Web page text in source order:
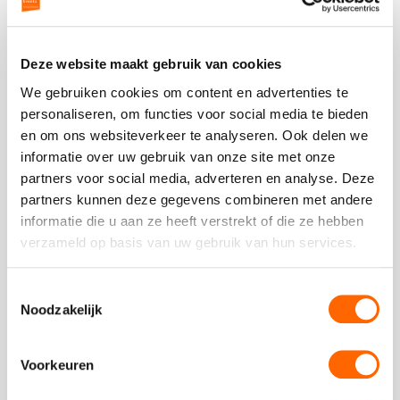
Deze website maakt gebruik van cookies
We gebruiken cookies om content en advertenties te
personaliseren, om functies voor social media te bieden
en om ons websiteverkeer te analyseren. Ook delen we
informatie over uw gebruik van onze site met onze
partners voor social media, adverteren en analyse. Deze
partners kunnen deze gegevens combineren met andere
informatie die u aan ze heeft verstrekt of die ze hebben
verzameld op basis van uw gebruik van hun services.
Noodzakelijk
Voorkeuren
Vergelijkbare uitjes
binnenstad
fietstocht